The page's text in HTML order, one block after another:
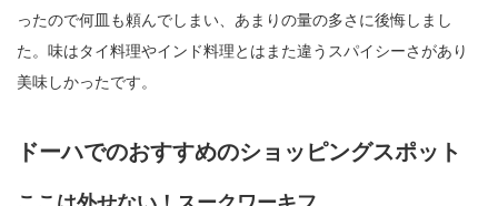
ったので何皿も頼んでしまい、あまりの量の多さに後悔しまし
た。味はタイ料理やインド料理とはまた違うスパイシーさがあり
美味しかったです。
ドーハでのおすすめのショッピングスポット